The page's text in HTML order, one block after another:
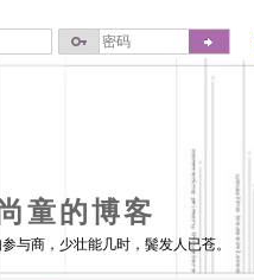
童的博客
与商，少壮能几时，鬓发人已苍。